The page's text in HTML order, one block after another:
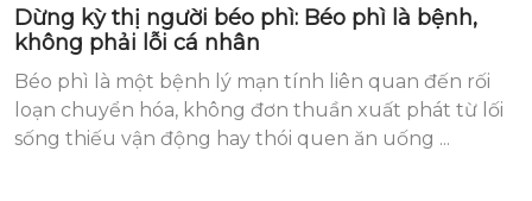
Dừng kỳ thị người béo phì: Béo phì là bệnh,
không phải lỗi cá nhân
Béo phì là một bệnh lý mạn tính liên quan đến rối
loạn chuyển hóa, không đơn thuần xuất phát từ lối
sống thiếu vận động hay thói quen ăn uống ...